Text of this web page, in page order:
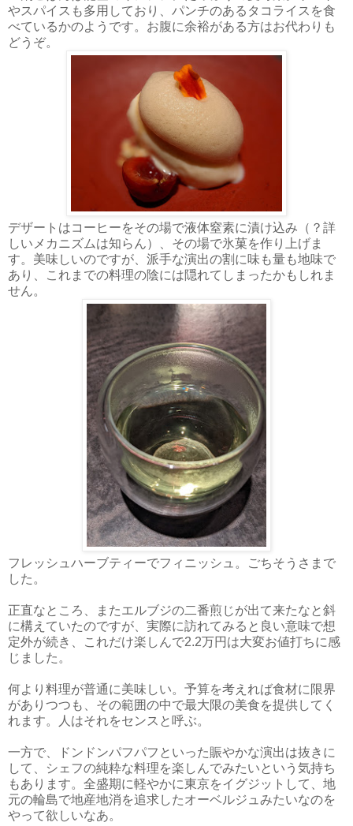
やスパイスも多用しており、パンチのあるタコライスを食
べているかのようです。お腹に余裕がある方はお代わりも
どうぞ。
デザートはコーヒーをその場で液体窒素に漬け込み（？詳
しいメカニズムは知らん）、その場で氷菓を作り上げま
す。美味しいのですが、派手な演出の割に味も量も地味で
あり、これまでの料理の陰には隠れてしまったかもしれま
せん。
フレッシュハーブティーでフィニッシュ。ごちそうさまで
した。
正直なところ、またエルブジの二番煎じが出て来たなと斜
に構えていたのですが、実際に訪れてみると良い意味で想
定外が続き、これだけ楽しんで2.2万円は大変お値打ちに感
じました。
何より料理が普通に美味しい。予算を考えれば食材に限界
がありつつも、その範囲の中で最大限の美食を提供してく
れます。人はそれをセンスと呼ぶ。
一方で、ドンドンパフパフといった賑やかな演出は抜きに
して、シェフの純粋な料理を楽しんでみたいという気持ち
もあります。全盛期に軽やかに東京をイグジットして、地
元の輪島で地産地消を追求したオーベルジュみたいなのを
やって欲しいなあ。